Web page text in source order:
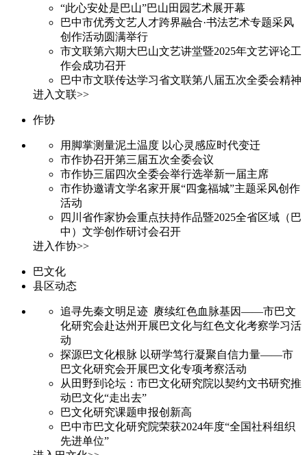
“此心安处是巴山”巴山田园艺术展开幕
巴中市优秀文艺人才跨界融合·书法艺术专题采风
创作活动圆满举行
市文联第六期大巴山文艺讲堂暨2025年文艺评论工
作会成功召开
巴中市文联传达学习省文联第八届五次全委会精神
进入文联>>
作协
用脚掌测量泥土温度 以心灵感应时代变迁
市作协召开第三届五次全委会议
市作协三届四次全委会举行选举新一届主席
市作协邀请文学名家开展“四龛福城”主题采风创作
活动
四川省作家协会重点扶持作品暨2025全省区域（巴
中）文学创作研讨会召开
进入作协>>
巴文化
县区动态
追寻先秦文明足迹 赓续红色血脉基因——市巴文
化研究会赴达州开展巴文化与红色文化考察学习活
动
探源巴文化根脉 以研学笃行凝聚自信力量——市
巴文化研究会开展巴文化专项考察活动
从田野到论坛：市巴文化研究院以契约文书研究推
动巴文化“走出去”
巴文化研究课题申报创新高
巴中市巴文化研究院荣获2024年度“全国社科组织
先进单位”